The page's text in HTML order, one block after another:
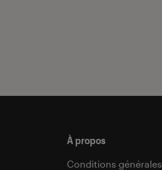
À propos
Conditions générales